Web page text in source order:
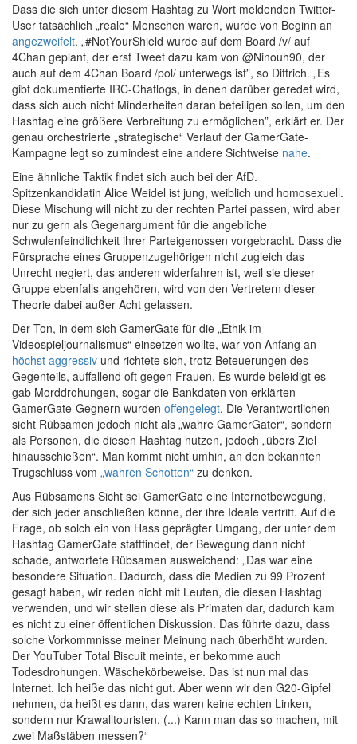
Dass die sich unter diesem Hashtag zu Wort meldenden Twitter-
User tatsächlich „reale“ Menschen waren, wurde von Beginn an
angezweifelt. „#NotYourShield wurde auf dem Board /v/ auf
4Chan geplant, der erst Tweet dazu kam von @Ninouh90, der
auch auf dem 4Chan Board /pol/ unterwegs ist”, so Dittrich. „Es
gibt dokumentierte IRC-Chatlogs, in denen darüber geredet wird,
dass sich auch nicht Minderheiten daran beteiligen sollen, um den
Hashtag eine größere Verbreitung zu ermöglichen”, erklärt er. Der
genau orchestrierte „strategische“ Verlauf der GamerGate-
Kampagne legt so zumindest eine andere Sichtweise nahe.
Eine ähnliche Taktik findet sich auch bei der AfD.
Spitzenkandidatin Alice Weidel ist jung, weiblich und homosexuell.
Diese Mischung will nicht zu der rechten Partei passen, wird aber
nur zu gern als Gegenargument für die angebliche
Schwulenfeindlichkeit ihrer Parteigenossen vorgebracht. Dass die
Fürsprache eines Gruppenzugehörigen nicht zugleich das
Unrecht negiert, das anderen widerfahren ist, weil sie dieser
Gruppe ebenfalls angehören, wird von den Vertretern dieser
Theorie dabei außer Acht gelassen.
Der Ton, in dem sich GamerGate für die „Ethik im
Videospieljournalismus“ einsetzen wollte, war von Anfang an
höchst aggressiv und richtete sich, trotz Beteuerungen des
Gegenteils, auffallend oft gegen Frauen. Es wurde beleidigt es
gab Morddrohungen, sogar die Bankdaten von erklärten
GamerGate-Gegnern wurden offengelegt. Die Verantwortlichen
sieht Rübsamen jedoch nicht als „wahre GamerGater“, sondern
als Personen, die diesen Hashtag nutzen, jedoch „übers Ziel
hinausschießen“. Man kommt nicht umhin, an den bekannten
Trugschluss vom „wahren Schotten“ zu denken.
Aus Rübsamens Sicht sei GamerGate eine Internetbewegung,
der sich jeder anschließen könne, der ihre Ideale vertritt. Auf die
Frage, ob solch ein von Hass geprägter Umgang, der unter dem
Hashtag GamerGate stattfindet, der Bewegung dann nicht
schade, antwortete Rübsamen ausweichend: „Das war eine
besondere Situation. Dadurch, dass die Medien zu 99 Prozent
gesagt haben, wir reden nicht mit Leuten, die diesen Hashtag
verwenden, und wir stellen diese als Primaten dar, dadurch kam
es nicht zu einer öffentlichen Diskussion. Das führte dazu, dass
solche Vorkommnisse meiner Meinung nach überhöht wurden.
Der YouTuber Total Biscuit meinte, er bekomme auch
Todesdrohungen. Wäschekörbeweise. Das ist nun mal das
Internet. Ich heiße das nicht gut. Aber wenn wir den G20-Gipfel
nehmen, da heißt es dann, das waren keine echten Linken,
sondern nur Krawalltouristen. (...) Kann man das so machen, mit
zwei Maßstäben messen?“